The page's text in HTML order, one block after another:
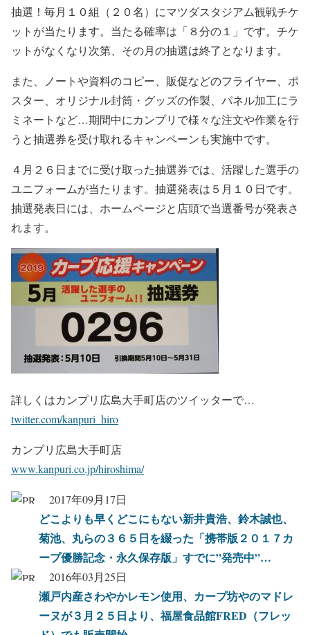
抽選！毎月１０組（２０名）にマツダスタジアム観戦チケ
ットが当たります。当たる確率は「８分の１」です。チケ
ットがなくなり次第、その月の抽選は終了となります。
また、ノートや資料のコピー、販促などのフライヤー、ポ
スター、オリジナル封筒・グッズの作製、パネル加工にラ
ミネートなど…期間中にカンプリで様々な注文や作業を行
うと抽選券を受け取れるキャンペーンも実施中です。
４月２６日までに受け取った抽選券では、活躍した選手の
ユニフォームが当たります。抽選発表は５月１０日です。
抽選発表日には、ホームページと店頭で当選番号が発表さ
れます。
詳しくはカンプリ広島大手町店のツイッターで…
twitter.com/kanpuri_hiro
カンプリ広島大手町店
www.kanpuri.co.jp/hiroshima/
2017年09月17日
どこよりも早くどこにもない新井貴浩、鈴木誠也、
菊池、丸らの３６５日を綴った「携帯版２０１７カ
ープ優勝記念・永久保存版」すでに”発売中”…
2016年03月25日
瀬戸内産さわやかレモン使用、カープ坊やのマドレ
ーヌが３月２５日より、福屋食品館FRED（フレッ